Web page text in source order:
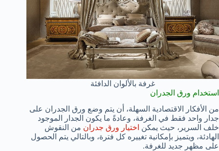
غرفة بالألوان الدافئة
استخدام ورق الجدران
من الأفكار الاقتصادية السهلة، أن يتم وضع ورق الجدران على
جدار واحد فقط في الغرفة، وعادةً ما يكون الجدار الموجود
خلف السرير، حيث يمكن اختيار ورق جدران من النقوش
الهادئة، ويتميز بإمكانية تغييره كل فترة، وبالتالي يتم الحصول
على مظهر جديد للغرفة.